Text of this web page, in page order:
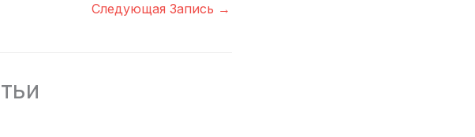
Следующая Запись →